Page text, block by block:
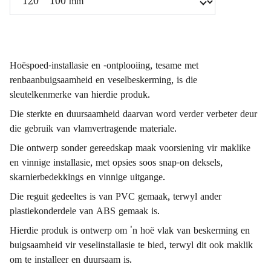
Hoëspoed-installasie en -ontplooiing, tesame met
renbaanbuigsaamheid en veselbeskerming, is die
sleutelkenmerke van hierdie produk.
Die sterkte en duursaamheid daarvan word verder verbeter deur
die gebruik van vlamvertragende materiale.
Die ontwerp sonder gereedskap maak voorsiening vir maklike
en vinnige installasie, met opsies soos snap-on deksels,
skarnierbedekkings en vinnige uitgange.
Die reguit gedeeltes is van PVC gemaak, terwyl ander
plastiekonderdele van ABS gemaak is.
Hierdie produk is ontwerp om 'n hoë vlak van beskerming en
buigsaamheid vir veselinstallasie te bied, terwyl dit ook maklik
om te installeer en duursaam is.